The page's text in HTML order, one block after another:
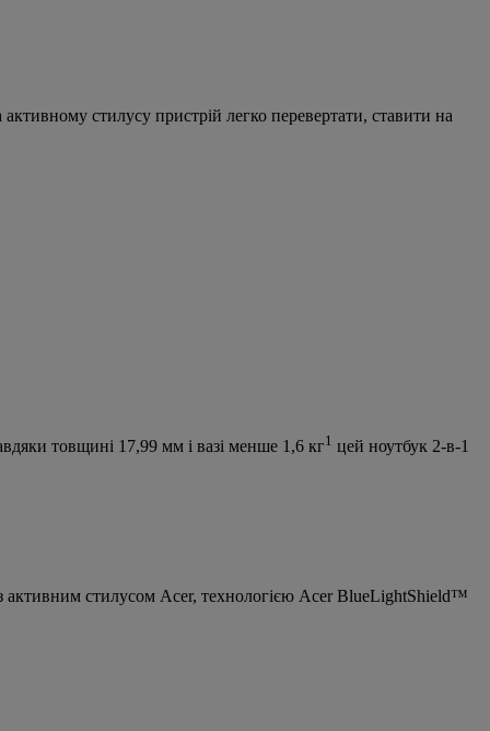
стилусу пристрій легко перевертати, ставити на
товщині 17,99 мм і вазі менше 1,6 кг1 цей ноутбук 2-в-1
активним стилусом Acer, технологією Acer BlueLightShield™